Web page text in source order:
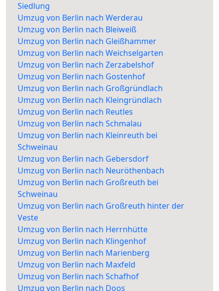
Siedlung
Umzug von Berlin nach Werderau
Umzug von Berlin nach Bleiweiß
Umzug von Berlin nach Gleißhammer
Umzug von Berlin nach Weichselgarten
Umzug von Berlin nach Zerzabelshof
Umzug von Berlin nach Gostenhof
Umzug von Berlin nach Großgründlach
Umzug von Berlin nach Kleingründlach
Umzug von Berlin nach Reutles
Umzug von Berlin nach Schmalau
Umzug von Berlin nach Kleinreuth bei
Schweinau
Umzug von Berlin nach Gebersdorf
Umzug von Berlin nach Neuröthenbach
Umzug von Berlin nach Großreuth bei
Schweinau
Umzug von Berlin nach Großreuth hinter der
Veste
Umzug von Berlin nach Herrnhütte
Umzug von Berlin nach Klingenhof
Umzug von Berlin nach Marienberg
Umzug von Berlin nach Maxfeld
Umzug von Berlin nach Schafhof
Umzug von Berlin nach Doos